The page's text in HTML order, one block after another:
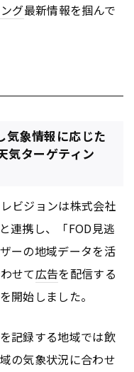
グ最新情報を掴んで
気象情報に応じた
ターゲティン
ビジョンは株式会社
連携し、「FOD見逃
ーの地域データを活
せて広告を配信する
開始しました。
記録する地域では飲
の気象状況に合わせ